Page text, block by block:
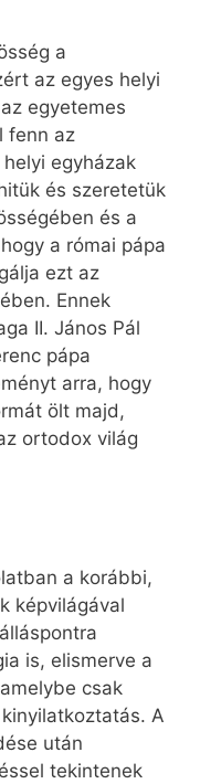
a
az egyes helyi
egyetemes
fenn az
egyházak
és szeretetük
és a
a római pápa
ezt az
Ennek
II. János Pál
pápa
arra, hogy
ölt majd,
ortodox világ
a korábbi,
képvilágával
is, elismerve a
csak
A
után
tekintenek